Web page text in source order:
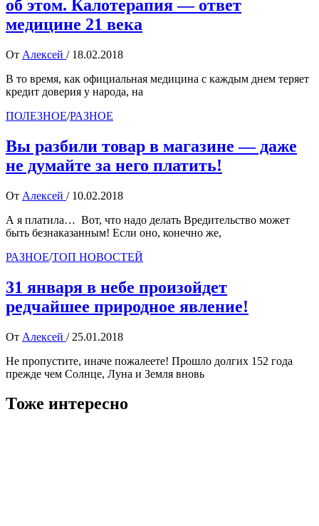
об этом. Калотерапия — ответ
медицине 21 века
От Алексей / 18.02.2018
В то время, как официальная медицина с каждым днем теряет
кредит доверия у народа, на
ПОЛЕЗНОЕ/РАЗНОЕ
Вы разбили товар в магазине — даже
не думайте за него платить!
От Алексей / 10.02.2018
А я платила… Вот, что надо делать Вредительство может
быть безнаказанным! Если оно, конечно же,
РАЗНОЕ/ТОП НОВОСТЕЙ
31 января в небе произойдет
редчайшее природное явление!
От Алексей / 25.01.2018
Не пропустите, иначе пожалеете! Прошло долгих 152 года
прежде чем Солнце, Луна и Земля вновь
Тоже интересно